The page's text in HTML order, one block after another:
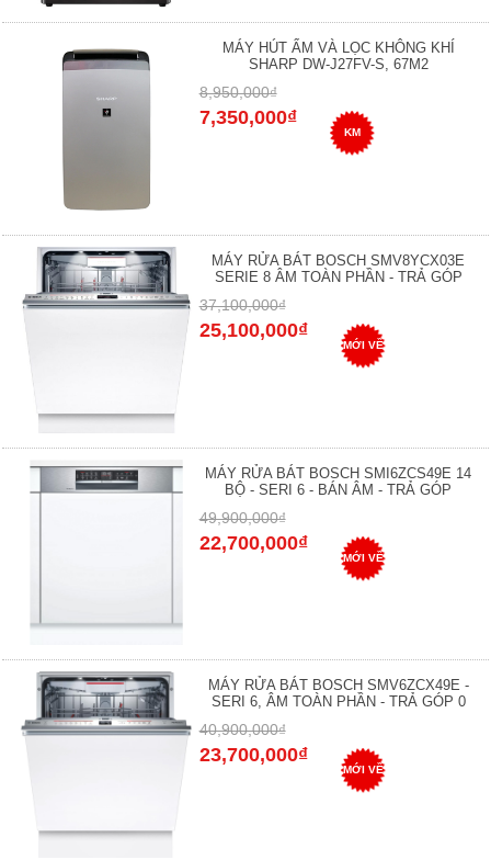
MÁY HÚT ẨM VÀ LỌC KHÔNG KHÍ
SHARP DW-J27FV-S, 67M2
8,950,000₫
7,350,000₫
KM
MÁY RỬA BÁT BOSCH SMV8YCX03E
SERIE 8 ÂM TOÀN PHẦN - TRẢ GÓP
37,100,000₫
25,100,000₫
MỚI VỀ
MÁY RỬA BÁT BOSCH SMI6ZCS49E 14
BỘ - SERI 6 - BÁN ÂM - TRẢ GÓP
49,900,000₫
22,700,000₫
MỚI VỀ
MÁY RỬA BÁT BOSCH SMV6ZCX49E -
SERI 6, ÂM TOÀN PHẦN - TRẢ GÓP 0
40,900,000₫
23,700,000₫
MỚI VỀ